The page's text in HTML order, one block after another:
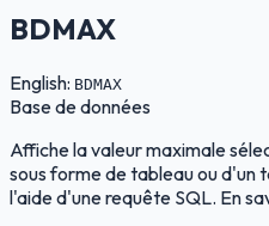
BDMAX
English: BDMAX
Base de données
Affiche la valeur maximale
sous forme de tableau ou d'un
l'aide d'une requête SQL. En